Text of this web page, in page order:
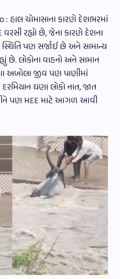
હાલ ચોમાસાના કારણે દેશભરમાં
રહ્યો છે, જેના કારણે દેશના
સ્થિતિ પણ સર્જાઈ છે અને સામાન્ય
લોકોના વાહનો અને સામાન
અબોલા જીવ પણ પાણીમાં
ઘણા લોકો નાત, જાત
પણ મદદ માટે આગળ આવી